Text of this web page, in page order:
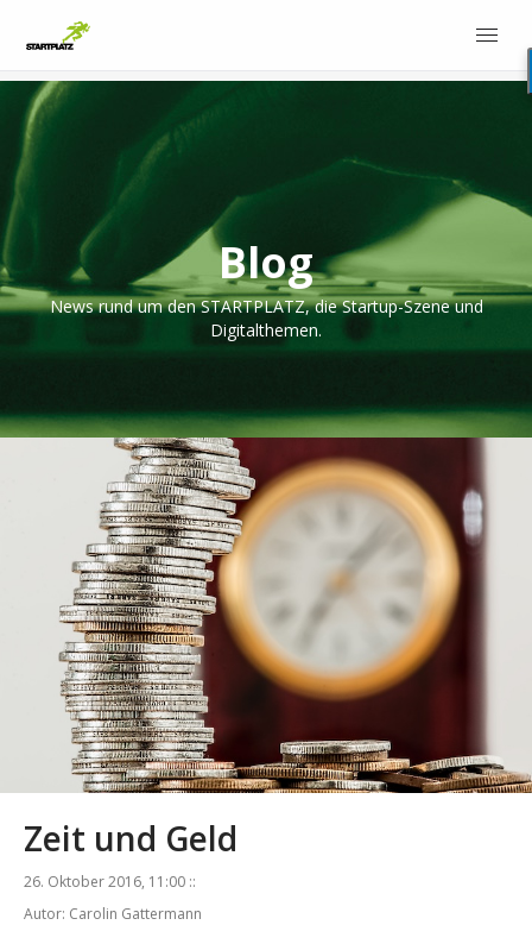
Blog
News rund um den STARTPLATZ, die Startup-Szene und
Digitalthemen.
Zeit und Geld
26. Oktober 2016, 11:00 ::
Autor: Carolin Gattermann